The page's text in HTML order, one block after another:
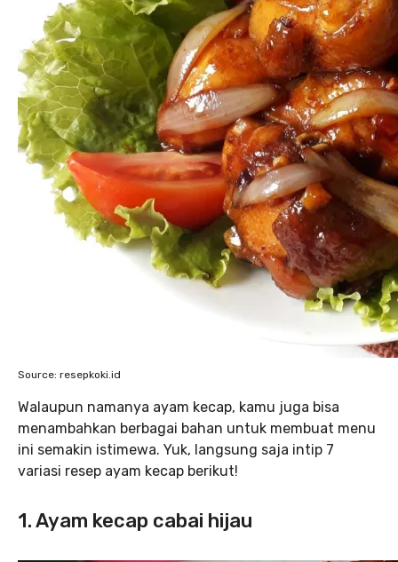
Source: resepkoki.id
Walaupun namanya ayam kecap, kamu juga bisa
menambahkan berbagai bahan untuk membuat menu
ini semakin istimewa. Yuk, langsung saja intip 7
variasi resep ayam kecap berikut!
1. Ayam kecap cabai hijau